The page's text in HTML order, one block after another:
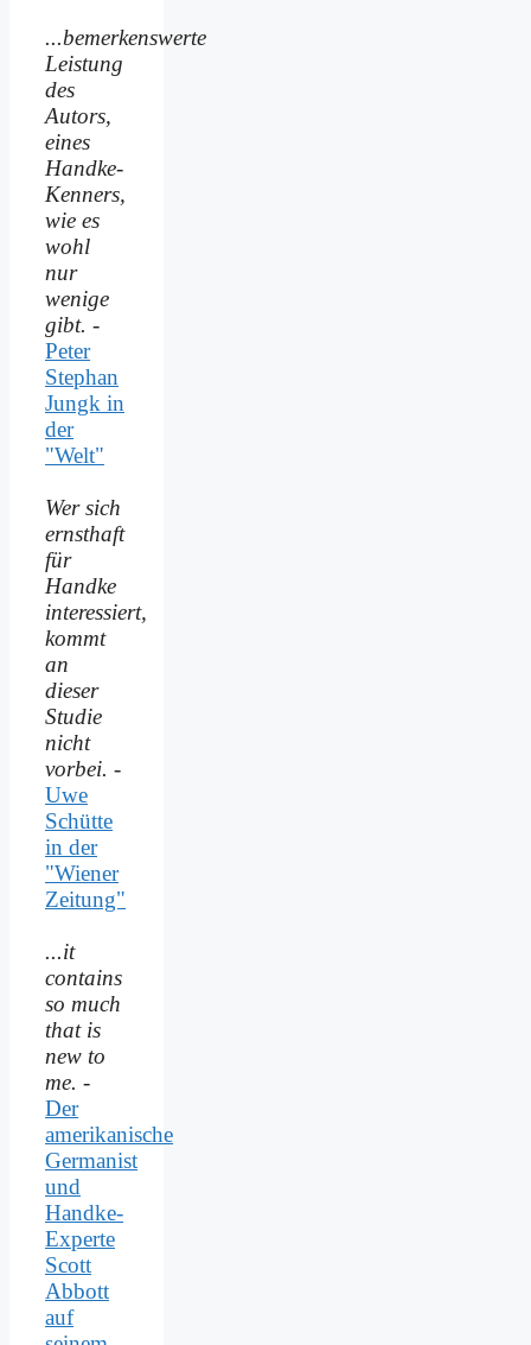
...bemerkenswerte
Leistung
des
Autors,
eines
Handke-
Kenners,
wie es
wohl
nur
wenige
gibt. -
Peter
Stephan
Jungk in
der
"Welt"
Wer sich
ernsthaft
für
Handke
interessiert,
kommt
an
dieser
Studie
nicht
vorbei. -
Uwe
Schütte
in der
"Wiener
Zeitung"
...it
contains
so much
that is
new to
me. -
Der
amerikanische
Germanist
und
Handke-
Experte
Scott
Abbott
auf